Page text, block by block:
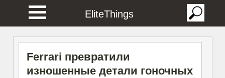
EliteThings
Ferrari превратили
изношенные детали гоночных